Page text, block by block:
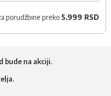
porudžbine preko 5.999 RSD
bude na akciji.